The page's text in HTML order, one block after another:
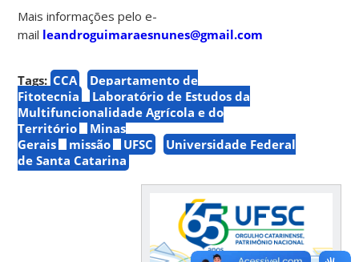
Mais informações pelo e-
mail leandroguimaraesnunes@gmail.com
Tags: CCA
Departamento de
Fitotecnia
Laboratório de Estudos da
Multifuncionalidade Agrícola e do
Território
Minas
Gerais
missão UFSC
Universidade Federal
de Santa Catarina